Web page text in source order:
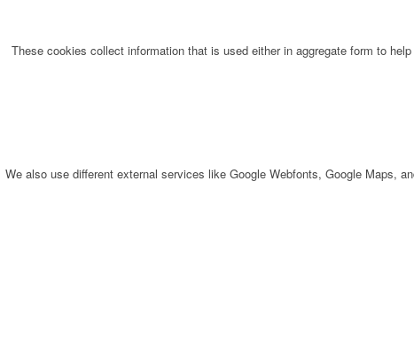
These cookies collect information that is used either in aggregate form to
We also use different external services like Google Webfonts, Google Maps,